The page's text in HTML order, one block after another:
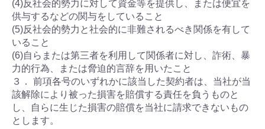
(4)反社会的勢力に対して資金等を提供し、または便宜を
供与するなどの関与をしていること
(5)反社会的勢力と社会的に非難されるべき関係を有して
いること
(6)自らまたは第三者を利用して関係者に対し、詐術、暴
力的行為、または脅迫的言辞を用いたこと
３． 前項各号のいずれかに該当した契約者は、当社が当
該解除により被った損害を賠償する責任を負うものと
し、自らに生じた損害の賠償を当社に請求できないもの
とします。